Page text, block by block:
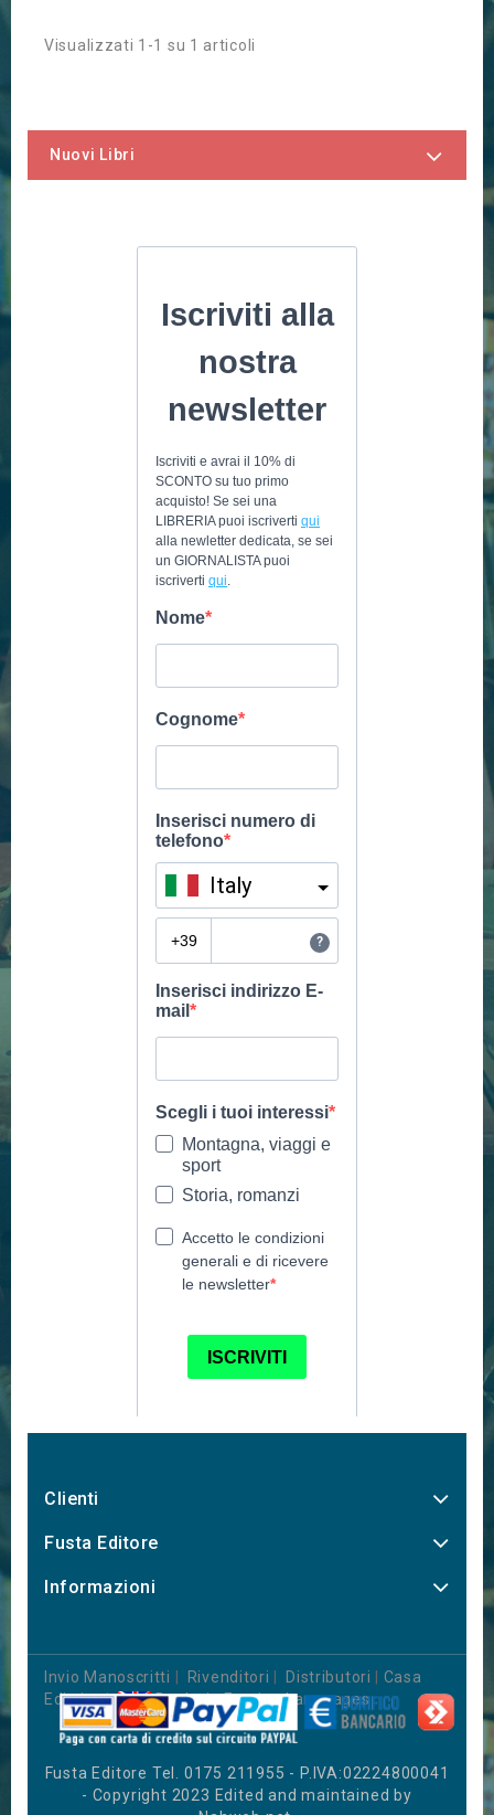
Visualizzati 1-1 su 1 articoli
Nuovi Libri
Clienti
Fusta Editore
Informazioni
Invio Manoscritti Rivenditori Distributori
Casa
Editrice| Books in Foreign Languages
Fusta Editore Tel. 0175 211955 - P.IVA:02224800041
- Copyright 2023 Edited and maintained by